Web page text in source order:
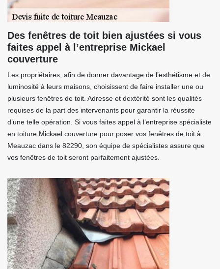
Des fenêtres de toit bien ajustées si vous
faites appel à l’entreprise Mickael
couverture
Les propriétaires, afin de donner davantage de l’esthétisme et de
luminosité à leurs maisons, choisissent de faire installer une ou
plusieurs fenêtres de toit. Adresse et dextérité sont les qualités
requises de la part des intervenants pour garantir la réussite
d’une telle opération. Si vous faites appel à l’entreprise spécialiste
en toiture Mickael couverture pour poser vos fenêtres de toit à
Meauzac dans le 82290, son équipe de spécialistes assure que
vos fenêtres de toit seront parfaitement ajustées.